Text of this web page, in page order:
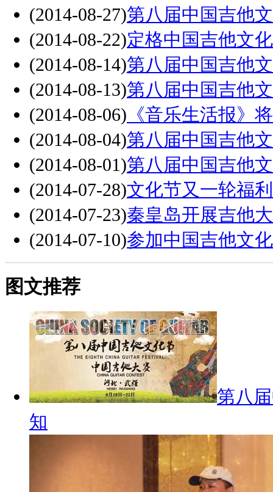
(2014-08-27)第八届中国吉他
(2014-08-22)定格中国吉他文
(2014-08-14)第八届中国吉他
(2014-08-13)第八届中国吉他
(2014-08-06) 《音乐生活报》
(2014-08-04)第八届中国吉他
(2014-08-01)第八届中国吉他
(2014-07-28)文化节又一轮福
(2014-07-23)秦皇岛开展吉他
(2014-07-10)参加中国吉他文
图文推荐
第八
知